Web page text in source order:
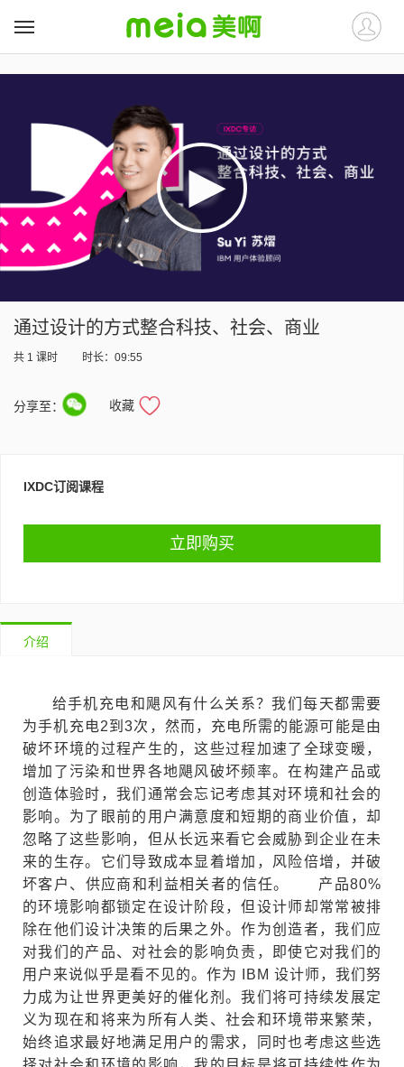
通过设计的方式整合科技、社会、商业
共 1 课时 时长：09:55
分享至： 收藏
IXDC订阅课程
立即购买
介绍
给手机充电和飓风有什么关系？我们每天都需要
为手机充电2到3次，然而，充电所需的能源可能是由
破坏环境的过程产生的，这些过程加速了全球变暖，
增加了污染和世界各地飓风破坏频率。在构建产品或
创造体验时，我们通常会忘记考虑其对环境和社会的
影响。为了眼前的用户满意度和短期的商业价值，却
忽略了这些影响，但从长远来看它会威胁到企业在未
来的生存。它们导致成本显着增加，风险倍增，并破
坏客户、供应商和利益相关者的信任。
产品80%
的环境影响都锁定在设计阶段，但设计师却常常被排
除在他们设计决策的后果之外。作为创造者，我们应
对我们的产品、对社会的影响负责，即使它对我们的
用户来说似乎是看不见的。作为 IBM 设计师，我们努
力成为让世界更美好的催化剂。我们将可持续发展定
义为现在和将来为所有人类、社会和环境带来繁荣，
始终追求最好地满足用户的需求，同时也考虑这些选